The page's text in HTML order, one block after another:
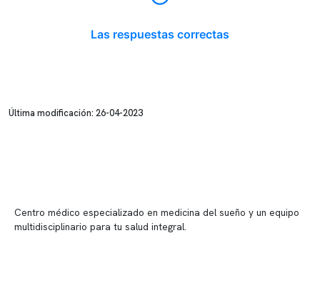
Las respuestas correctas
Última modificación: 26-04-2023
Centro médico especializado en medicina del sueño y un equipo
multidisciplinario para tu salud integral.